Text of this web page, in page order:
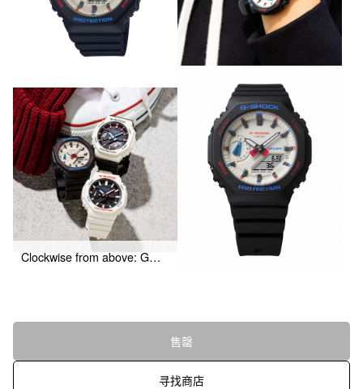
Clockwise from above: GMA-S2100WT-7A2, GMA-S2100WT-7A1, GMA-S2100WT-1A
售罄
寻找商店